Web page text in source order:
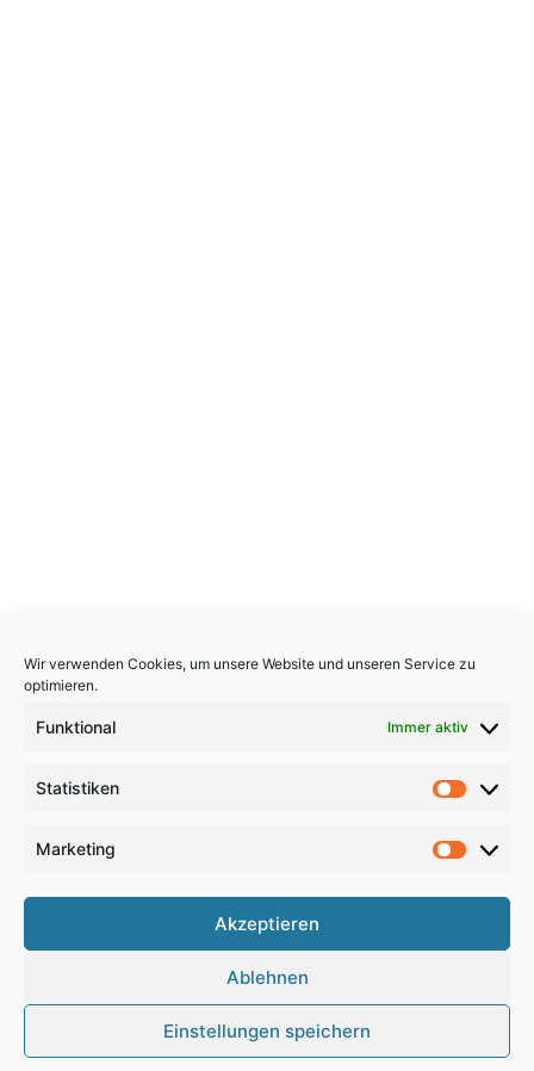
Wir verwenden Cookies, um unsere Website und unseren Service zu
optimieren.
Funktional Immer aktiv
Statistiken
Marketing
Akzeptieren
Ablehnen
Einstellungen speichern
Copyright 2026, All Rights Reserved
Haftungsausschluss
RSS Facebook
X PinterestYouTubeInstagram